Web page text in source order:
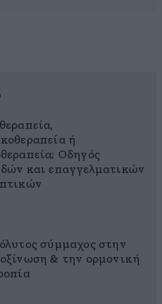
ή
Οδηγός
και επαγγελματικών
σύμμαχος στην
& την ορμονική